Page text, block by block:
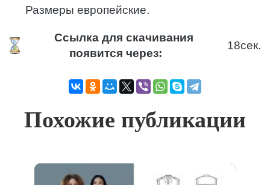
Размеры европейские.
Ссылка для скачивания
появится через:
18сек.
Похожие публикации